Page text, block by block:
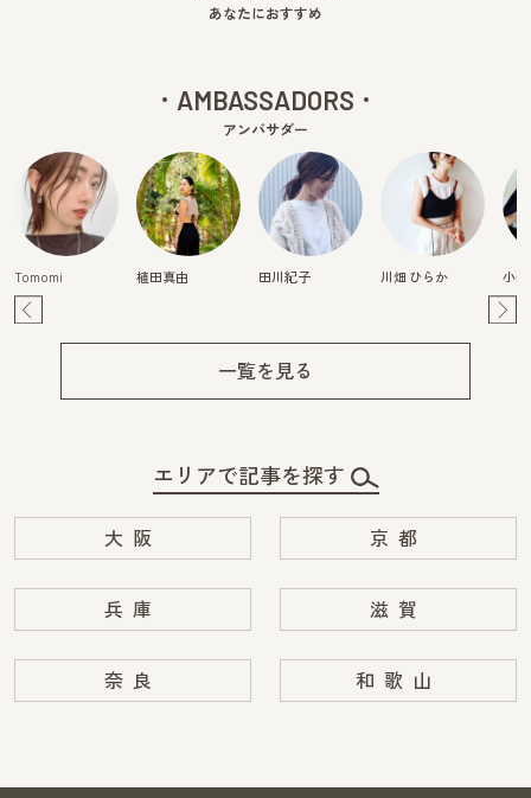
あなたにおすすめ
AMBASSADORS
アンバサダー
Tomomi 植田真由 田川紀子 川畑 ひらか 小
一覧を見る
エリアで記事を探す
大阪 京都
兵庫 滋賀
奈良 和歌山